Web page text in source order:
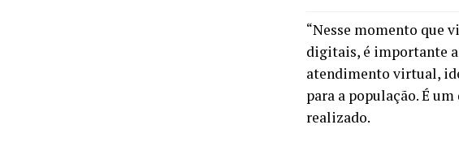
“Nesse momento que
digitais, é importante a
atendimento virtual,
para a população. É
realizado.